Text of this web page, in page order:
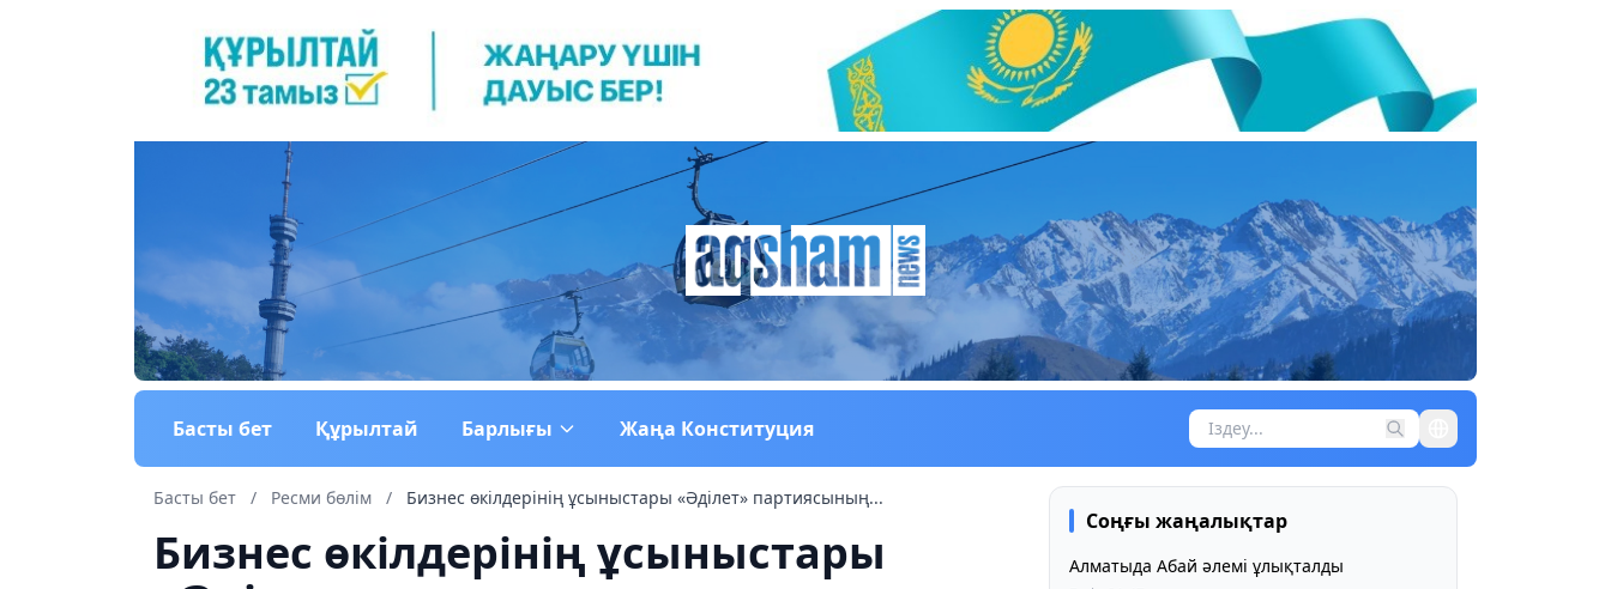
Басты бет Құрылтай Барлығы Жаңа Конституция
Басты бет / Ресми бөлім / Бизнес өкілдерінің ұсыныстары «Əділет» партиясының...
Бизнес өкілдерінің ұсыныстары
Соңғы жаңалықтар
Алматыда Абай әлемі ұлықталды